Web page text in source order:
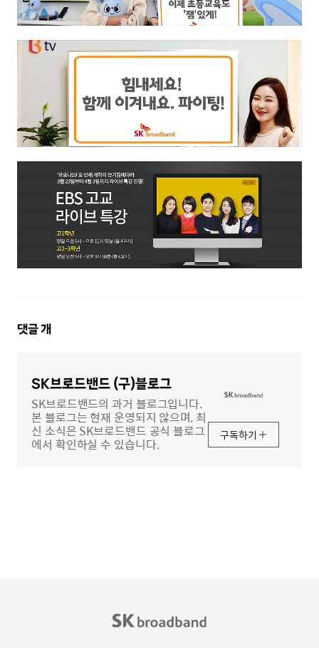
댓
댓글개
SK브로드밴드 (구)블로그
SK브로드밴드의 과거 블로그입니다.
본 블로그는 현재 운영되지 않으며, 최
신 소식은 SK브로드밴드 공식 블로그
에서 확인하실 수 있습니다.
구독하기